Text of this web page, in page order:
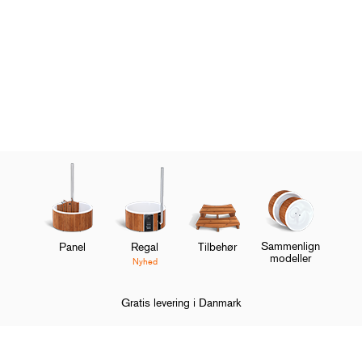
Panel Regal
Nyhed
Tilbehør
Sammenlign
modeller
Gratis levering i Danmark